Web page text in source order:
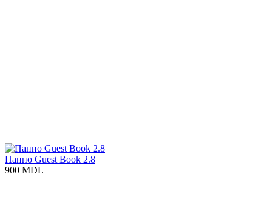
Панно Guest Book 2.8
900 MDL